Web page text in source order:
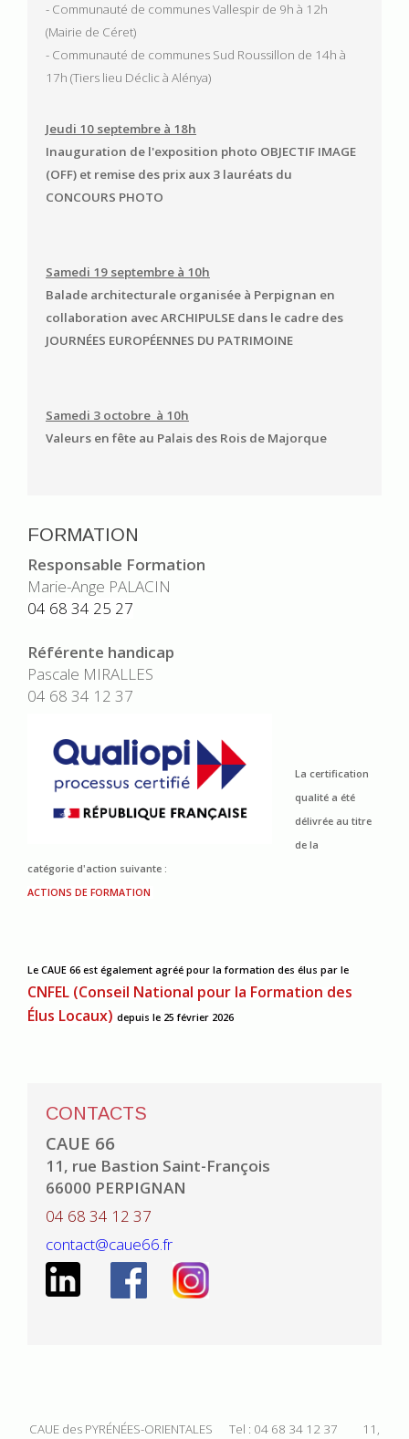
- Communauté de communes Vallespir de 9h à 12h
(Mairie de Céret)
- Communauté de communes Sud Roussillon de 14h à
17h (Tiers lieu Déclic à Alénya)
Jeudi 10 septembre à 18h
Inauguration de l'exposition photo OBJECTIF IMAGE
(OFF) et remise des prix aux 3 lauréats du
CONCOURS PHOTO
Samedi 19 septembre à 10h
Balade architecturale organisée à Perpignan en
collaboration avec ARCHIPULSE dans le cadre des
JOURNÉES EUROPÉENNES DU PATRIMOINE
Samedi 3 octobre à 10h
Valeurs en fête au Palais des Rois de Majorque
FORMATION
Responsable Formation
Marie-Ange PALACIN
04 68 34 25 27
Référente handicap
Pascale MIRALLES
04 68 34 12 37
La certification
qualité a été
délivrée au titre
de la
catégorie d'action suivante :
ACTIONS DE FORMATION
Le CAUE 66 est également agréé pour la formation des élus par le
CNFEL (Conseil National pour la Formation des
Élus Locaux) depuis le 25 février 2026
CONTACTS
CAUE 66
11, rue Bastion Saint-François
66000 PERPIGNAN
04 68 34 12 37
contact@caue66.fr
CAUE des PYRÉNÉES-ORIENTALES Tel : 04 68 34 12 37 11,